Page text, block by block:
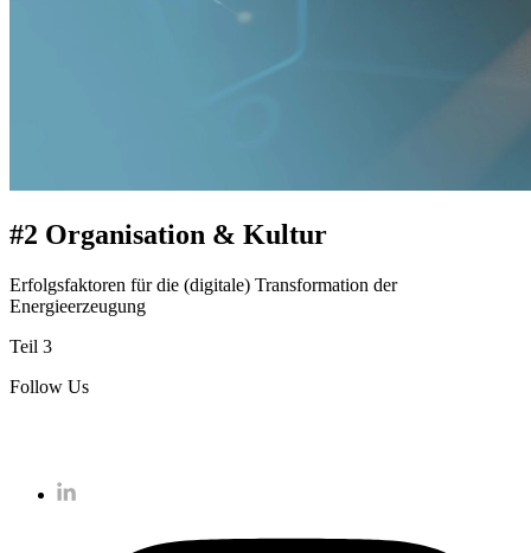
#2 Organisation & Kultur
Erfolgsfaktoren für die (digitale) Transformation der
Energieerzeugung
Teil 3
Follow Us